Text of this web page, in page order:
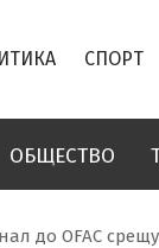
СПОРТ
ОБЩЕСТВО
до OFAC